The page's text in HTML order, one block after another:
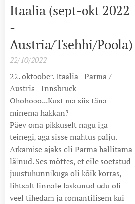
Itaalia (sept-okt 2022
-
Austria/Tsehhi/Poola)
22/10/2022
22. oktoober. Itaalia - Parma /
Austria - Innsbruck
Ohohooo...Kust ma siis täna
minema hakkan?
Päev oma pikkuselt nagu iga
teinegi, aga sisse mahtus palju.
Ärkamise ajaks oli Parma hallitama
läinud. Ses mõttes, et eile soetatud
juustuhunnikuga oli kõik korras,
lihtsalt linnale laskunud udu oli
veel tihedam ja romantilisem kui